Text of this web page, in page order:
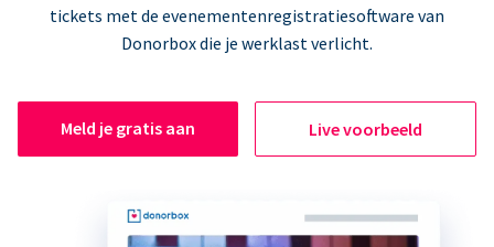
tickets met de evenementenregistratiesoftware van
Donorbox die je werklast verlicht.
Meld je gratis aan Live voorbeeld